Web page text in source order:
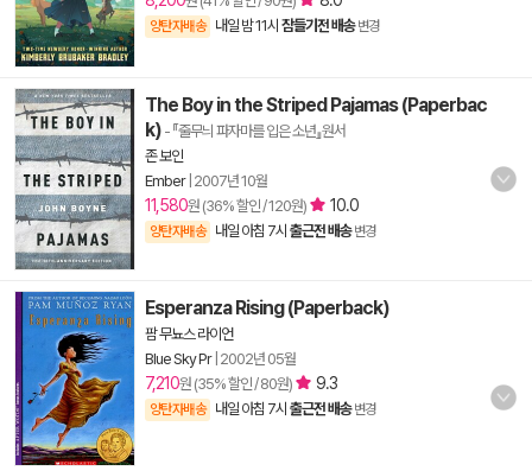
양탄자배송 내일 밤 11시 잠들기전 배송 변경
The Boy in the Striped Pajamas (Paperbac
k) - 『줄무늬 파자마를 입은 소년』원서
존 보인
Ember| 2007년 10월
11,580원 (36% 할인 / 120원) 10.0
양탄자배송 내일 아침 7시 출근전 배송 변경
Esperanza Rising (Paperback)
팜 무뇨스 라이언
Blue Sky Pr| 2002년 05월
7,210원 (35% 할인 / 80원) 9.3
양탄자배송 내일 아침 7시 출근전 배송 변경